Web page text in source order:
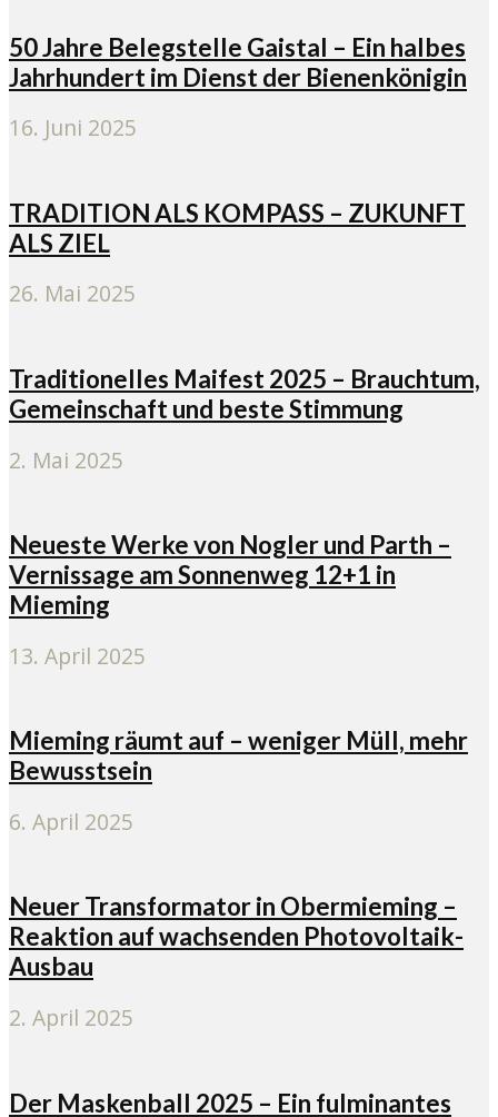
50 Jahre Belegstelle Gaistal – Ein halbes
Jahrhundert im Dienst der Bienenkönigin
16. Juni 2025
TRADITION ALS KOMPASS – ZUKUNFT
ALS ZIEL
26. Mai 2025
Traditionelles Maifest 2025 – Brauchtum,
Gemeinschaft und beste Stimmung
2. Mai 2025
Neueste Werke von Nogler und Parth –
Vernissage am Sonnenweg 12+1 in
Mieming
13. April 2025
Mieming räumt auf – weniger Müll, mehr
Bewusstsein
6. April 2025
Neuer Transformator in Obermieming –
Reaktion auf wachsenden Photovoltaik-
Ausbau
2. April 2025
Der Maskenball 2025 – Ein fulminantes